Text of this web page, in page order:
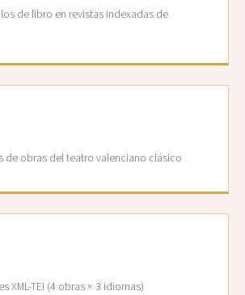
de libro en revistas indexadas de
de obras del teatro valenciano clásico
XML-TEI (4 obras × 3 idiomas)